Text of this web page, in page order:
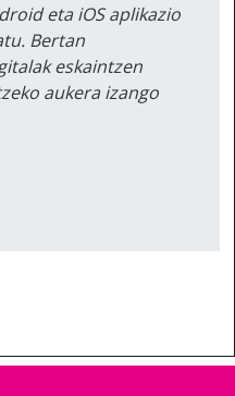
eta iOS aplikazio
Bertan
eskaintzen
aukera izango